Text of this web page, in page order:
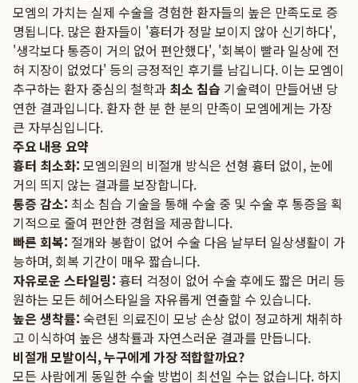
모엠의 가치는 실제 수술을 경험한 환자들의 높은 만족도로 증
명됩니다. 많은 환자들이 '흉터가 정말 보이지 않아 신기하다',
'생각보다 통증이 거의 없어 편안했다', '회복이 빨라 일상에 전
혀 지장이 없었다' 등의 긍정적인 후기를 남깁니다. 이는 모엠이
추구하는 환자 중심의 철학과 최소 침습 기술력이 만들어낸 당
연한 결과입니다. 환자 한 분 한 분의 만족이 모엠에게는 가장
큰 자부심입니다.
주요 내용 요약
흉터 최소화: 모엠의원의 비절개 방식은 선형 흉터 없이, 눈에
거의 띄지 않는 결과를 보장합니다.
통증 감소: 최소 침습 기술을 통해 수술 중 및 수술 후 통증을 획
기적으로 줄여 편안한 경험을 제공합니다.
빠른 회복: 절개와 봉합이 없어 수술 다음 날부터 일상생활이 가
능하며, 회복 기간이 매우 짧습니다.
자유로운 스타일링: 흉터 걱정이 없어 수술 후에도 짧은 머리 등
원하는 모든 헤어스타일을 자유롭게 연출할 수 있습니다.
높은 생착률: 숙련된 의료진이 모낭 손상 없이 정교하게 채취하
고 이식하여 높은 생착률과 자연스러운 결과를 만듭니다.
비절개 모발이식, 누구에게 가장 적합할까요?
모든 사람에게 동일한 수술 방법이 최선일 수는 없습니다. 하지